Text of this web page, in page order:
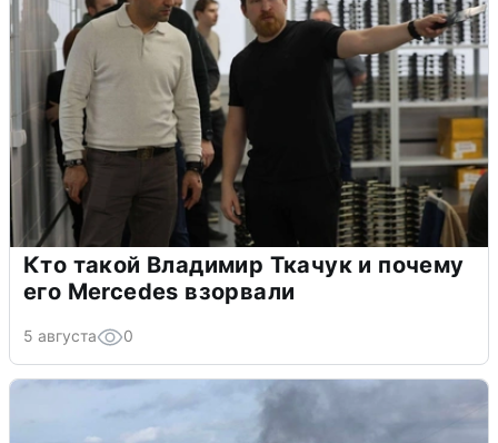
Кто такой Владимир Ткачук и почему
его Mercedes взорвали
5 августа 0